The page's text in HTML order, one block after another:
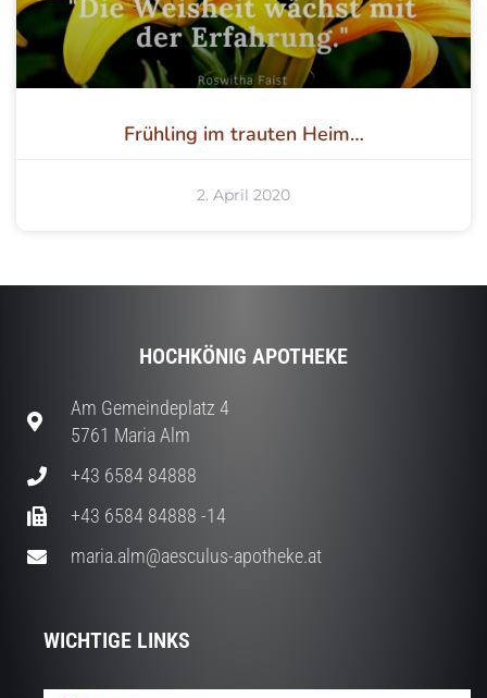
Frühling im trauten Heim…
2. April 2020
HOCHKÖNIG APOTHEKE
Am Gemeindeplatz 4
5761 Maria Alm
+43 6584 84888
+43 6584 84888 -14
maria.alm@aesculus-apotheke.at
WICHTIGE LINKS